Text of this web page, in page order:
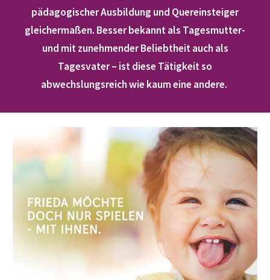
pädagogischer Ausbildung und Quereinsteiger
gleichermaßen. Besser bekannt als Tagesmutter-
und mit zunehmender Beliebtheit auch als
Tagesvater – ist diese Tätigkeit so
abwechslungsreich wie kaum eine andere.